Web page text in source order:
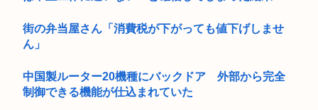
街の弁当屋さん「消費税が下がっても値下げしませ
ん」
中国製ルーター20機種にバックドア 外部から完全
制御できる機能が仕込まれていた